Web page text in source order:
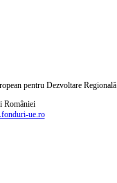
pentru Dezvoltare Regională
României
ue.ro